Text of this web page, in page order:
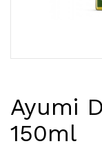
Ayumi
150ml